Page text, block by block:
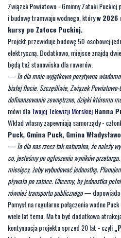
Projekt przewiduje budowę 50-osobowej
elektryczną. Dodatkowo, miejsce znajdą
będą też stanowiska dla rowerów.
—To dla mnie wyjątkowo pozytywna
białej flocie. Szczęśliwie, Związek
dofinansowanie zewnętrzne, dzięki któremu
mówi dlaTwojej Telewizji MorskiejHanna
Wkład własny zapewniają samorządy -
Puck, Gmina Puck, Gmina
—To dla nas rzecz tak naturalna, że należy
co, jesteśmy po ogłoszeniu wyników
miesięcy, żeby wybudować jednostkę.
pływała po zatoce. Chcemy, by jednostka
również transportu publicznego— dopowiada
Pomysł na regularne połączenia wodne Puck
wiele lat temu. Ma to być dodatkowa
kontynuacja projektu sprzed 20 lat - czyli
który polegał na budowie pomostów
Puckiej.
CZYTAJ TEŻ: Stworzył perfumy o